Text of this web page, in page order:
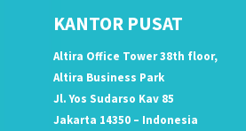
KANTOR PUSAT
Altira Office Tower 38th floor,
Altira Business Park
Jl. Yos Sudarso Kav 85
Jakarta 14350 – Indonesia